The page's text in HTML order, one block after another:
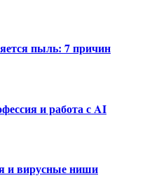
пыль: 7 причин
и работа с AI
и вирусные ниши